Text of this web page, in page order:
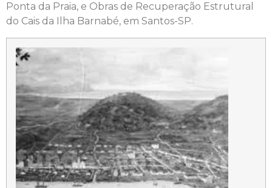
Ponta da Praia, e Obras de Recuperação Estrutural
do Cais da Ilha Barnabé, em Santos-SP.